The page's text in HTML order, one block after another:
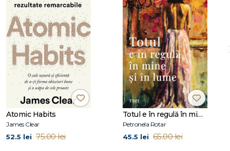
Atomic Habits
James Clear
52.5 lei 75.00 lei
Totul e în regulă în mine și în lume
Petronela Rotar
45.5 lei 65.00 lei